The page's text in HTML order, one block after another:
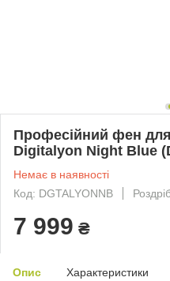
Професійний фен
Digitalyon Night Blue
Немає в наявності
Код: DGTALYONNB
7 999 ₴
Опис Характеристики